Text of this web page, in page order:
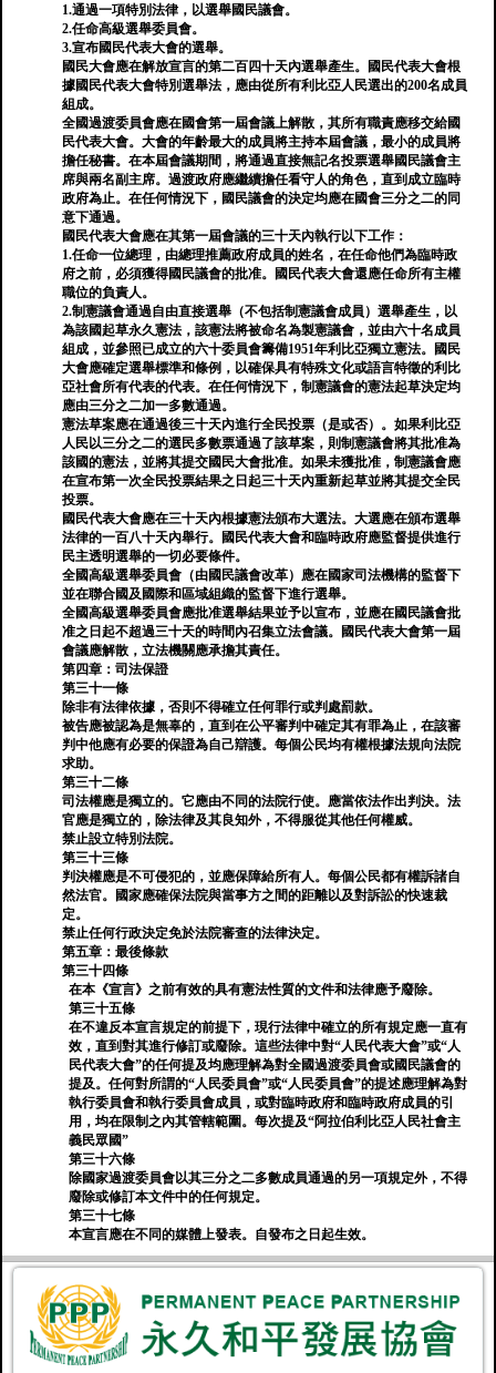
1.通過一項特別法律，以選舉國民議會。
2.任命高級選舉委員會。
3.宣布國民代表大會的選舉。
國民大會應在解放宣言的第二百四十天內選舉產生。國民代表大會根
據國民代表大會特別選舉法，應由從所有利比亞人民選出的200名成員
組成。
全國過渡委員會應在國會第一屆會議上解散，其所有職責應移交給國
民代表大會。大會的年齡最大的成員將主持本屆會議，最小的成員將
擔任秘書。在本屆會議期間，將通過直接無記名投票選舉國民議會主
席與兩名副主席。過渡政府應繼續擔任看守人的角色，直到成立臨時
政府為止。在任何情況下，國民議會的決定均應在國會三分之二的同
意下通過。
國民代表大會應在其第一屆會議的三十天內執行以下工作：
1.任命一位總理，由總理推薦政府成員的姓名，在任命他們為臨時政
府之前，必須獲得國民議會的批准。國民代表大會還應任命所有主權
職位的負責人。
2.制憲議會通過自由直接選舉（不包括制憲議會成員）選舉產生，以
為該國起草永久憲法，該憲法將被命名為製憲議會，並由六十名成員
組成，並參照已成立的六十委員會籌備1951年利比亞獨立憲法。國民
大會應確定選舉標準和條例，以確保具有特殊文化或語言特徵的利比
亞社會所有代表的代表。在任何情況下，制憲議會的憲法起草決定均
應由三分之二加一多數通過。
憲法草案應在通過後三十天內進行全民投票（是或否）。如果利比亞
人民以三分之二的選民多數票通過了該草案，則制憲議會將其批准為
該國的憲法，並將其提交國民大會批准。如果未獲批准，制憲議會應
在宣布第一次全民投票結果之日起三十天內重新起草並將其提交全民
投票。
國民代表大會應在三十天內根據憲法頒布大選法。大選應在頒布選舉
法律的一百八十天內舉行。國民代表大會和臨時政府應監督提供進行
民主透明選舉的一切必要條件。
全國高級選舉委員會（由國民議會改革）應在國家司法機構的監督下
並在聯合國及國際和區域組織的監督下進行選舉。
全國高級選舉委員會應批准選舉結果並予以宣布，並應在國民議會批
准之日起不超過三十天的時間內召集立法會議。國民代表大會第一屆
會議應解散，立法機關應承擔其責任。
第四章：司法保證
第三十一條
除非有法律依據，否則不得確立任何罪行或判處罰款。
被告應被認為是無辜的，直到在公平審判中確定其有罪為止，在該審
判中他應有必要的保證為自己辯護。每個公民均有權根據法規向法院
求助。
第三十二條
司法權應是獨立的。它應由不同的法院行使。應當依法作出判決。法
官應是獨立的，除法律及其良知外，不得服從其他任何權威。
禁止設立特別法院。
第三十三條
判決權應是不可侵犯的，並應保障給所有人。每個公民都有權訴諸自
然法官。國家應確保法院與當事方之間的距離以及對訴訟的快速裁
定。
禁止任何行政決定免於法院審查的法律決定。
第五章：最後條款
第三十四條
在本《宣言》之前有效的具有憲法性質的文件和法律應予廢除。
第三十五條
在不違反本宣言規定的前提下，現行法律中確立的所有規定應一直有
效，直到對其進行修訂或廢除。這些法律中對“人民代表大會”或“人
民代表大會”的任何提及均應理解為對全國過渡委員會或國民議會的
提及。任何對所謂的“人民委員會”或“人民委員會”的提述應理解為對
執行委員會和執行委員會成員，或對臨時政府和臨時政府成員的引
用，均在限制之內其管轄範圍。每次提及“阿拉伯利比亞人民社會主
義民眾國”
第三十六條
除國家過渡委員會以其三分之二多數成員通過的另一項規定外，不得
廢除或修訂本文件中的任何規定。
第三十七條
本宣言應在不同的媒體上發表。自發布之日起生效。